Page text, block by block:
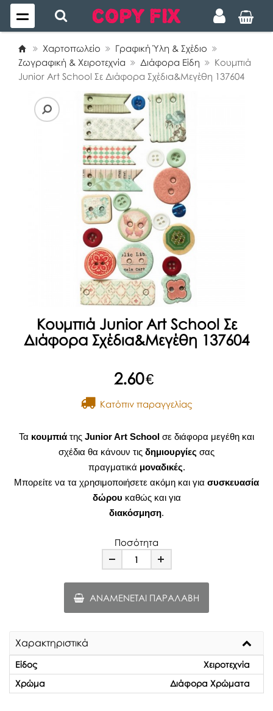
Χαρτοπωλείο
Γραφική Ύλη & Σχέδιο
Ζωγραφική & Χειροτεχνία
Διάφορα Είδη
Κουμπιά
Junior Art School Σε Διάφορα Σχέδια&Μεγέθη 137604
Κουμπιά Junior Art School Σε
Διάφορα Σχέδια&Μεγέθη 137604
2.60€
Kατόπιν παραγγελίας
Τα κουμπιά της Junior Art School σε διάφορα μεγέθη και
σχέδια θα κάνουν τις δημιουργίες σας
πραγματικά μοναδικές.
Μπορείτε να τα χρησιμοποιήσετε ακόμη και για συσκευασία
δώρου καθώς και για
διακόσμηση.
Ποσότητα
Minus Plus
ΑΝΑΜΈΝΕΤΑΙ ΠΑΡΑΛΑΒΉ
Χαρακτηριστικά
Είδος
Χειροτεχνία
Χρώμα
Διάφορα Χρώματα